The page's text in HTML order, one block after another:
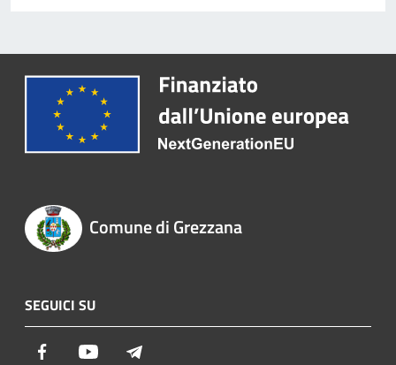
Comune di Grezzana
SEGUICI SU
Facebook Youtube